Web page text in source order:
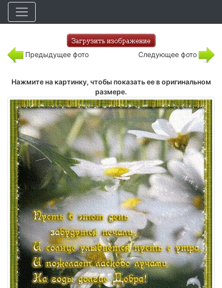
Предыдущее фото Следующее фото
Нажмите на картинку, чтобы показать ее в оригинальном
размере.